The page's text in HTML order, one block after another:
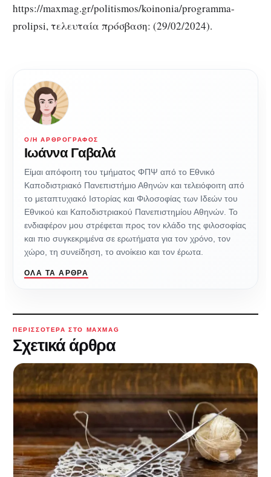
https://maxmag.gr/politismos/koinonia/programma-
prolipsi, τελευταία πρόσβαση: (29/02/2024).
Ο/Η ΑΡΘΡΟΓΡΆΦΟΣ
Ιωάννα Γαβαλά
Είμαι απόφοιτη του τμήματος ΦΠΨ από το Εθνικό
Καποδιστριακό Πανεπιστήμιο Αθηνών και τελειόφοιτη από
το μεταπτυχιακό Ιστορίας και Φιλοσοφίας των Ιδεών του
Εθνικού και Καποδιστριακού Πανεπιστημίου Αθηνών. Το
ενδιαφέρον μου στρέφεται προς τον κλάδο της φιλοσοφίας
και πιο συγκεκριμένα σε ερωτήματα για τον χρόνο, τον
χώρο, τη συνείδηση, το ανοίκειο και τον έρωτα.
ΌΛΑ ΤΑ ΆΡΘΡΑ
ΠΕΡΙΣΣΌΤΕΡΑ ΣΤΟ MAXMAG
Σχετικά άρθρα